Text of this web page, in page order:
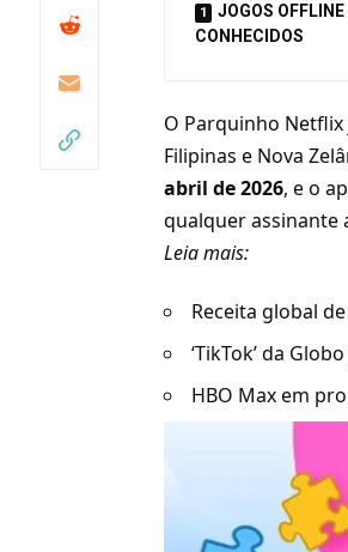
JOGOS
CONHECIDOS
O Parquinho Netflix
Filipinas e Nova
abril de 2026, e o
qualquer assinante
Leia mais:
Receita global
‘TikTok’ da
HBO Max em